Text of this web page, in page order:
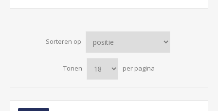
Sorteren op
Tonen per pagina